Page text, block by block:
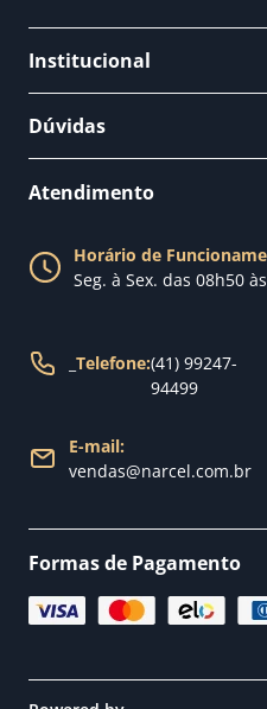
Institucional
Fale conosco
Nossa loja
Dúvidas
Política de Trocas
Política de Entrega
Atendimento
Horário de
Seg. à Sex. das 08h50
Telefone:(41) 99247-
94499
E-mail:
vendas@narcel.com.br
Formas de Pagamento